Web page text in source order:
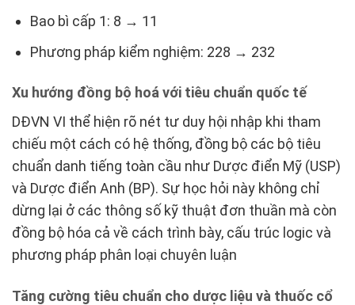
Bao bì cấp 1: 8 → 11
Phương pháp kiểm nghiệm: 228 → 232
Xu hướng đồng bộ hoá với tiêu chuẩn quốc tế
DĐVN VI thể hiện rõ nét tư duy hội nhập khi tham
chiếu một cách có hệ thống, đồng bộ các bộ tiêu
chuẩn danh tiếng toàn cầu như Dược điển Mỹ (USP)
và Dược điển Anh (BP). Sự học hỏi này không chỉ
dừng lại ở các thông số kỹ thuật đơn thuần mà còn
đồng bộ hóa cả về cách trình bày, cấu trúc logic và
phương pháp phân loại chuyên luận
Tăng cường tiêu chuẩn cho dược liệu và thuốc cổ